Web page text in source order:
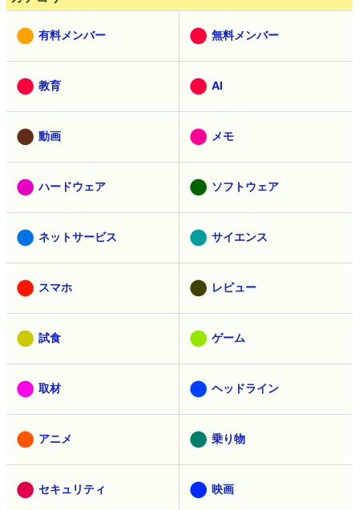
有料メンバー 無料メンバー
教育 AI
動画 メモ
ハードウェア ソフトウェア
ネットサービス サイエンス
スマホ レビュー
試食 ゲーム
取材 ヘッドライン
アニメ 乗り物
セキュリティ 映画